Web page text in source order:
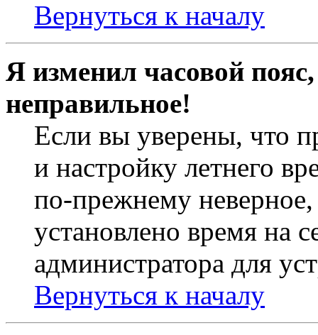
Вернуться к началу
Я изменил часовой
неправильное!
Если вы уверены, что
и настройку летнего
по-прежнему неверное,
установлено время на
администратора для
Вернуться к началу